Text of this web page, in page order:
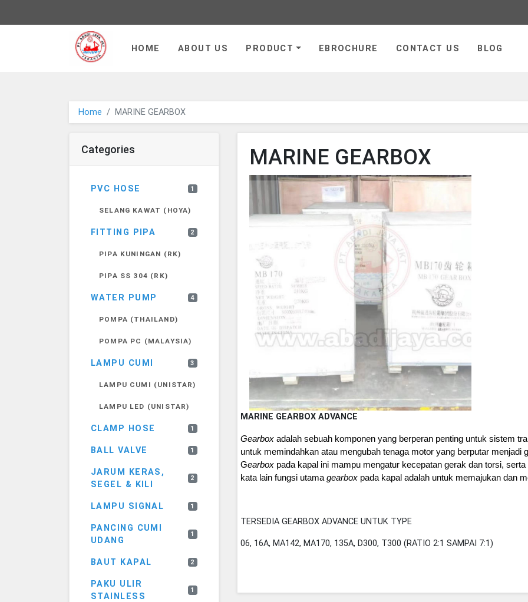
HOME ABOUT US PRODUCT EBROCHURE CONTACT US BLOG
Home MARINE GEARBOX
Categories
PVC HOSE 1
SELANG KAWAT (HOYA)
FITTING PIPA 2
PIPA KUNINGAN (RK)
PIPA SS 304 (RK)
WATER PUMP 4
POMPA (THAILAND)
POMPA PC (MALAYSIA)
LAMPU CUMI 3
LAMPU CUMI (UNISTAR)
LAMPU LED (UNISTAR)
CLAMP HOSE 1
BALL VALVE 1
JARUM KERAS,
SEGEL & KILI
2
LAMPU SIGNAL 1
PANCING CUMI
UDANG
1
BAUT KAPAL 2
PAKU ULIR
STAINLESS
1
MARINE GEARBOX
MARINE GEARBOX ADVANCE
Gearbox adalah sebuah komponen yang berperan penting untuk sistem
untuk memindahkan atau mengubah tenaga motor yang berputar menjadi
Gearbox pada kapal ini mampu mengatur kecepatan gerak dan torsi,
kata lain fungsi utama gearbox pada kapal adalah untuk memajukan dan
TERSEDIA GEARBOX ADVANCE UNTUK TYPE
06, 16A, MA142, MA170, 135A, D300, T300 (RATIO 2:1 SAMPAI 7:1)